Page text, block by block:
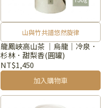
山與竹共譜悠然旋律
龍鳳峽高山茶 ｜烏龍｜冷泉．
杉林．甜梨香(圓罐)
NT$1,450
加入購物車